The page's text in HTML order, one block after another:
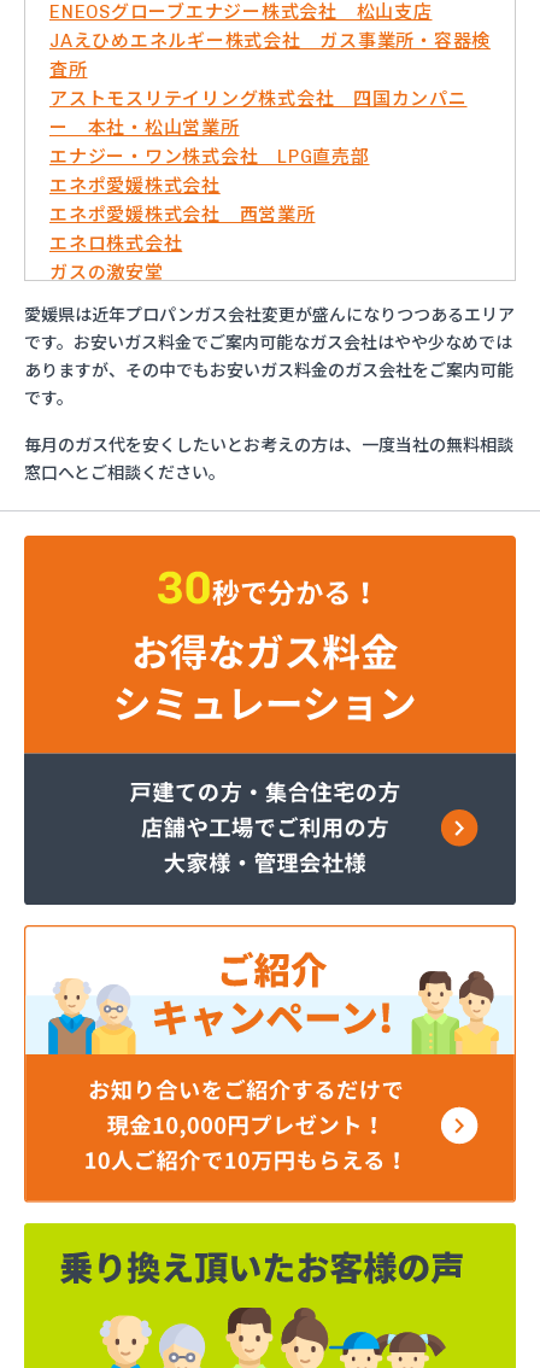
ENEOSグローブエナジー株式会社 松山支店
JAえひめエネルギー株式会社 ガス事業所・容器検
査所
アストモスリテイリング株式会社 四国カンパニ
ー 本社・松山営業所
エナジー・ワン株式会社 LPG直売部
エネポ愛媛株式会社
エネポ愛媛株式会社 西営業所
エネロ株式会社
ガスの激安堂
ガス太郎
ともざわプロパン
マリンガス
みづほ商店
愛媛日商プロパン株式会社 松山営業所
旭物産株式会社
安高ガス商会
岡田燃料店
株式会社フモト商会
株式会社愛媛ガスセンター
株式会社柿原石油
株式会社丸源ガス
株式会社寺田商店
株式会社小田商店 本店
株式会社松山生協本社
株式会社松山生協本社 垣生充填所
株式会社松山生協本社 小野基地
株式会社松山生協本社 石井基地
株式会社松山生協本社 味生基地
株式会社松南産業
株式会社松友ガス
株式会社新田石油店
株式会社大内造船所 ガス販売部
株式会社竹田石油
株式会社仲渡石油
株式会社天宗 本社
株式会社天宗 新居浜ガスセンター
愛媛県は近年プロパンガス会社変更が盛んになりつつあるエリア
です。お安いガス料金でご案内可能なガス会社はやや少なめでは
ありますが、その中でもお安いガス料金のガス会社をご案内可能
です。
毎月のガス代を安くしたいとお考えの方は、一度当社の無料相談
窓口へとご相談ください。